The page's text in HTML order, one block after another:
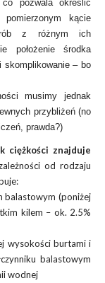
co pozwala określić
kącie
z różnym ich
położenie środka
skomplikowanie – bo
musimy jednak
przybliżeń (no
prawda?)
ciężkości znajduje
od rodzaju
balastowym (poniżej
kilem – ok. 2.5%
wysokości burtami i
balastowym
wodnej